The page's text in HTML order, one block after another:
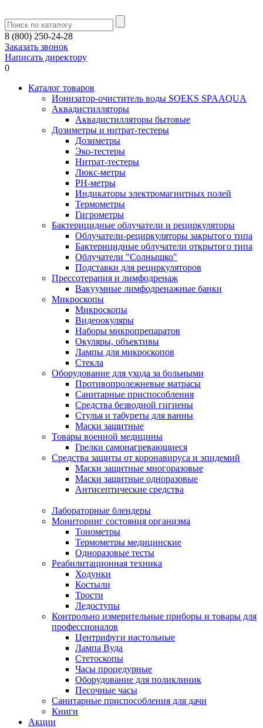
8 (800) 250-24-28
Заказать звонок
Написать директору
0
Каталог товаров
Ионизатор-очиститель воды SOEKS SPAAQUA
Аквадистилляторы
Аквадистилляторы бытовые
Дозиметры и нитрат-тестеры
Дозиметры
Эко-тестеры
Нитрат-тестеры
Люкс-метры
РН-метры
Индикаторы электромагнитных полей
Термометры
Гигрометры
Бактерицидные облучатели и рециркуляторы
Облучатели-рециркуляторы закрытого типа
Бактерицидные облучатели открытого типа
Облучатели "Солнышко"
Подставки для рециркуляторов
Прессотерапия и лимфодренаж
Вакуумные лимфодренажные банки
Микроскопы
Микроскопы
Видеоокуляры
Наборы микропрепаратов
Окуляры, объективы
Лампы для микроскопов
Стекла
Оборудование для ухода за больными
Противопролежневые матрасы
Санитарные приспособления
Средства безводной гигиены
Стулья и табуреты для ванны
Маски защитные
Товары военной медицины
Грелки самонагревающиеся
Средства защиты от коронавируса и эпидемий
Маски защитные многоразовые
Маски защитные одноразовые
Антисептические средства
Лабораторные блендеры
Мониторинг состояния организма
Тонометры
Термометры медицинские
Одноразовые тесты
Реабилитационная техника
Ходунки
Костыли
Трости
Ледоступы
Контрольно измерительные приборы и товары для
профессионалов
Центрифуги настольные
Лампа Вуда
Стетоскопы
Часы процедурные
Оборудование для поликлиник
Песочные часы
Санитарные приспособления для дачи
Книги
Акции